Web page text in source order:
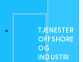
TJENESTER
OFFSHORE
OG
INDUSTRI